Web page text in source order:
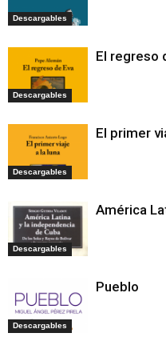
Descargables
Descargables
El regreso
Descargables
El primer
Descargables
América
Descargables
Pueblo